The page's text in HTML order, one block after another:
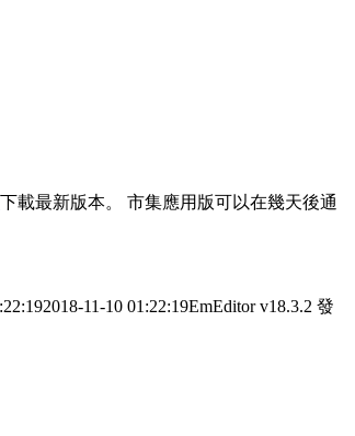
下載最新版本。 市集應用版可以在幾天後通
2018-11-10 01:22:19EmEditor v18.3.2 發